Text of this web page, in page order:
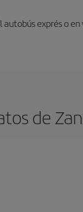
exprés o
de